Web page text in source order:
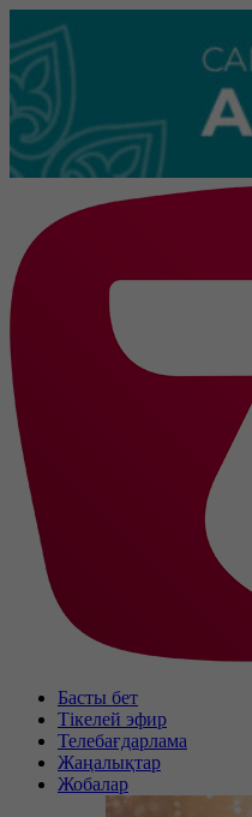
Басты бет
Тікелей эфир
Телебағдарлама
Жаңалықтар
Жобалар